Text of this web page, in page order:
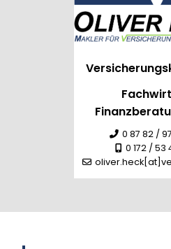
0 87 82 /
0 172 / 53